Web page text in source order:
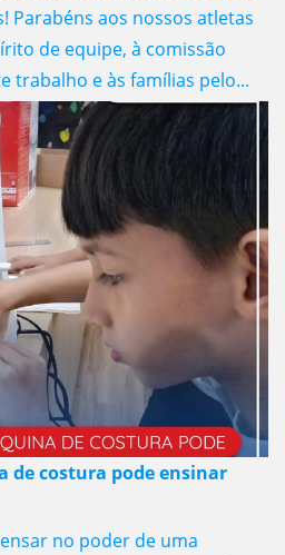
Parabéns aos nossos atletas
de equipe, à comissão
trabalho e às famílias pelo...
de costura pode ensinar
no poder de uma